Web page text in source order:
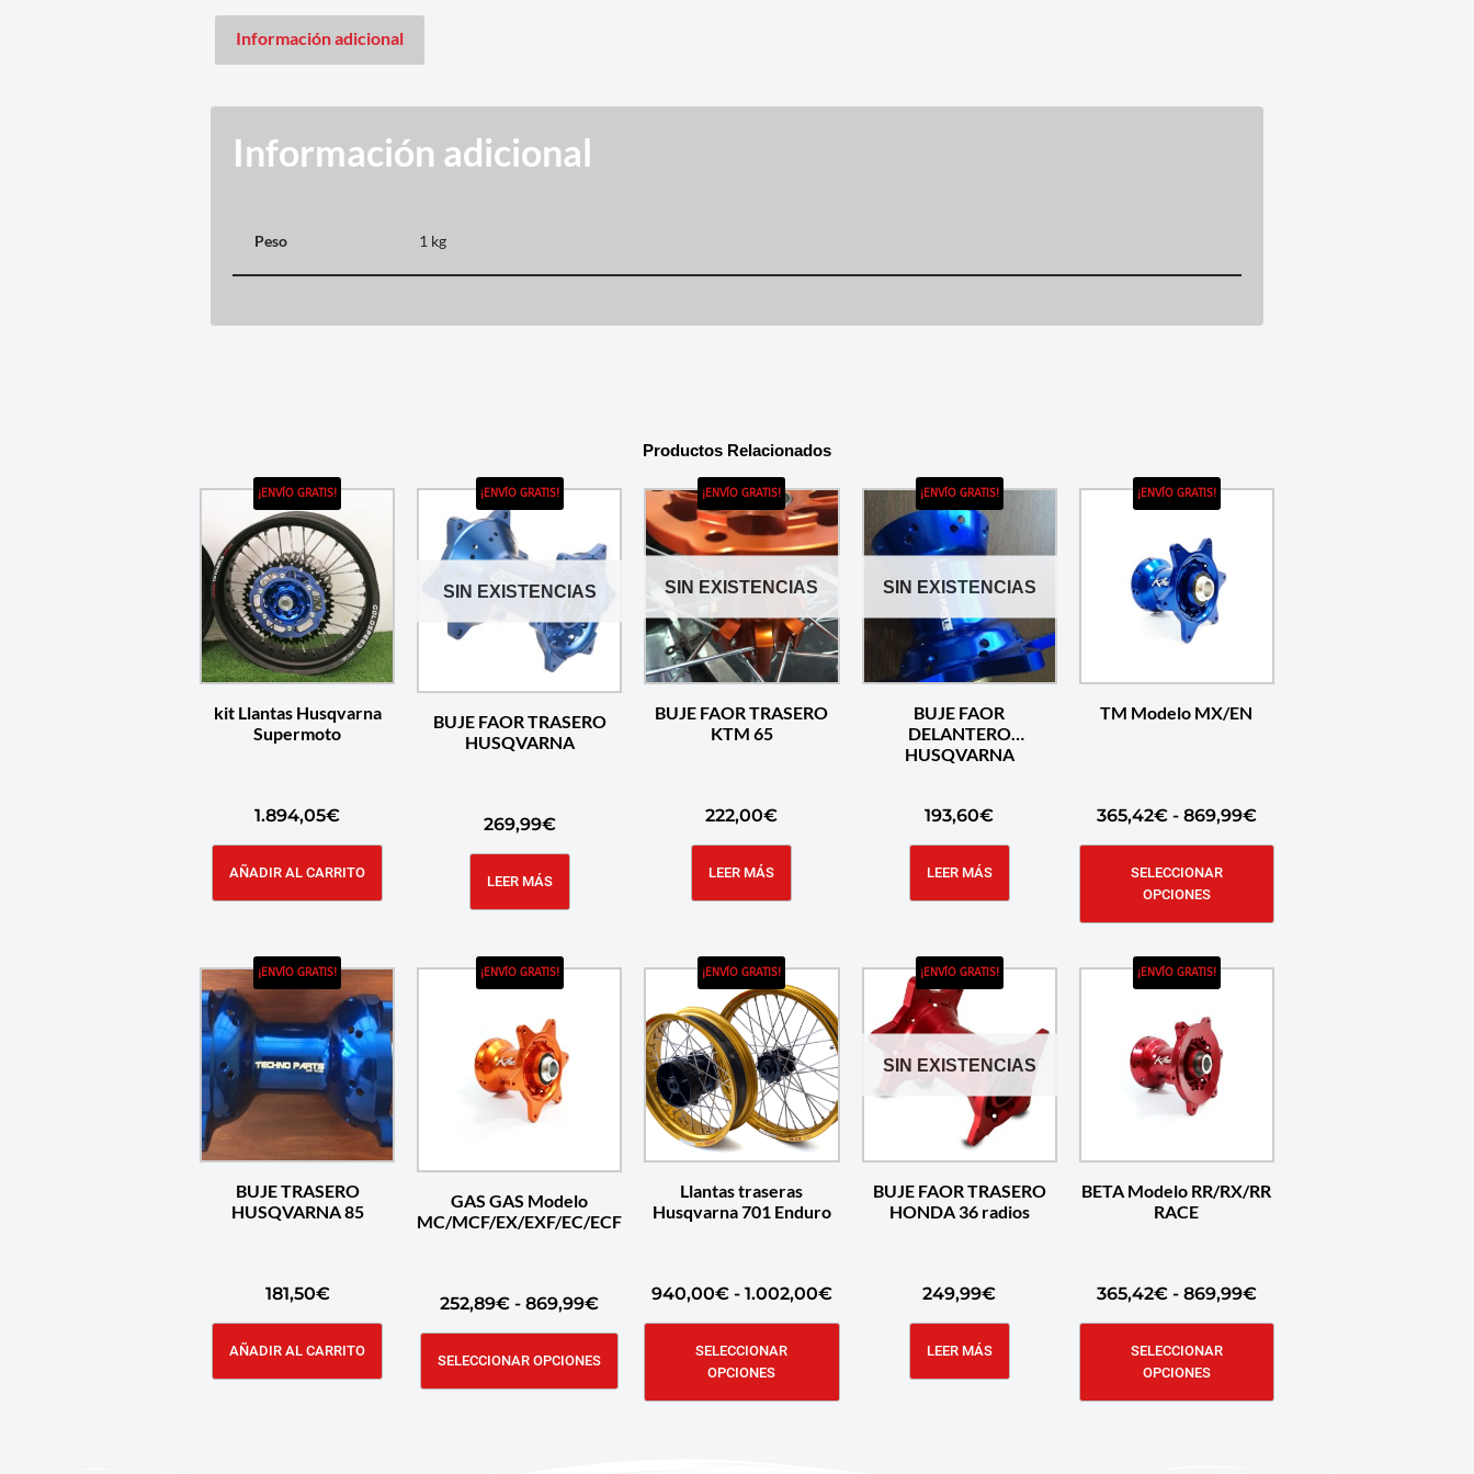
Información adicional
Información adicional
Peso 1 kg
Productos Relacionados
¡ENVÍO GRATIS!
kit Llantas Husqvarna
Supermoto
1.894,05€
AÑADIR AL CARRITO
SIN EXISTENCIAS
¡ENVÍO GRATIS!
BUJE FAOR TRASERO
HUSQVARNA
269,99€
LEER MÁS
SIN EXISTENCIAS
¡ENVÍO GRATIS!
BUJE FAOR TRASERO
KTM 65
222,00€
LEER MÁS
SIN EXISTENCIAS
¡ENVÍO GRATIS!
BUJE FAOR
DELANTERO
HUSQVARNA
193,60€
LEER MÁS
¡ENVÍO GRATIS!
TM Modelo MX/EN
365,42€ - 869,99€
SELECCIONAR
OPCIONES
¡ENVÍO GRATIS!
BUJE TRASERO
HUSQVARNA 85
181,50€
AÑADIR AL CARRITO
¡ENVÍO GRATIS!
GAS GAS Modelo
MC/MCF/EX/EXF/EC/ECF
252,89€ - 869,99€
SELECCIONAR OPCIONES
¡ENVÍO GRATIS!
Llantas traseras
Husqvarna 701 Enduro
940,00€ - 1.002,00€
SELECCIONAR
OPCIONES
SIN EXISTENCIAS
¡ENVÍO GRATIS!
BUJE FAOR TRASERO
HONDA 36 radios
249,99€
LEER MÁS
¡ENVÍO GRATIS!
BETA Modelo RR/RX/RR
RACE
365,42€ - 869,99€
SELECCIONAR
OPCIONES